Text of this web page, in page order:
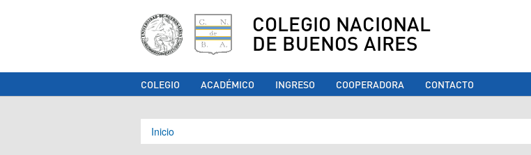
COLEGIO NACIONAL
DE BUENOS AIRES
COLEGIO ACADÉMICO INGRESO COOPERADORA CONTACTO
Se encuentra usted aquí
Inicio